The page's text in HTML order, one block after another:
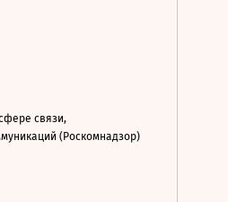
связи,
(Роскомнадзор)